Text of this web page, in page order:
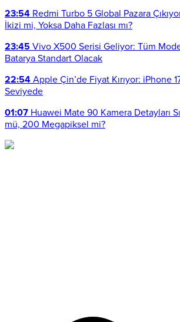
23:54 Redmi Turbo 5 Global Pazara
İkizi mi, Yoksa Daha Fazlası mı?
23:45 Vivo X500 Serisi Geliyor: Tüm
Batarya Standart Olacak
22:54 Apple Çin’de Fiyat Kırıyor: iPhone
Seviyede
01:07 Huawei Mate 90 Kamera Detayları
mü, 200 Megapiksel mi?